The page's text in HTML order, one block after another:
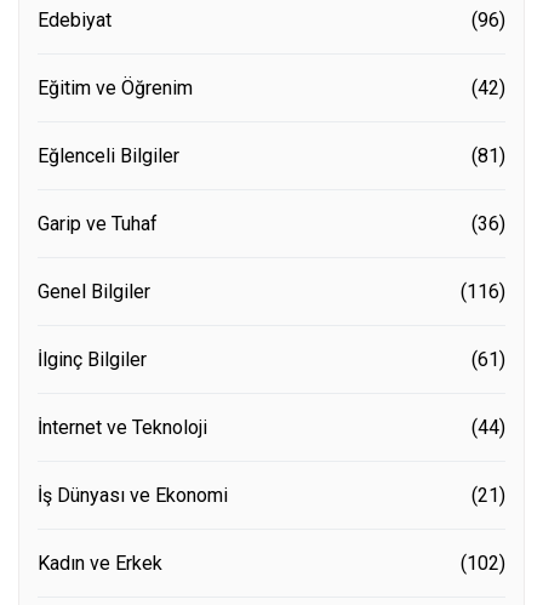
Edebiyat (96)
Eğitim ve Öğrenim (42)
Eğlenceli Bilgiler (81)
Garip ve Tuhaf (36)
Genel Bilgiler (116)
İlginç Bilgiler (61)
İnternet ve Teknoloji (44)
İş Dünyası ve Ekonomi (21)
Kadın ve Erkek (102)